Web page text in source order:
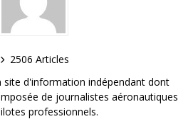
2506 Articles
site d'information indépendant dont
de journalistes aéronautiques
professionnels.